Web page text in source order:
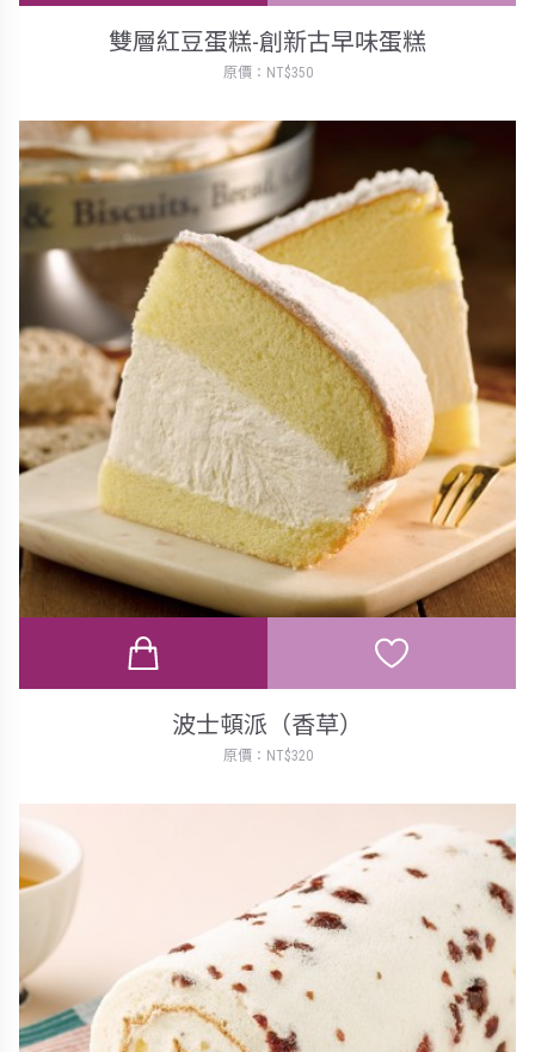
雙層紅豆蛋糕-創新古早味蛋糕
原價：NT$350
波士頓派（香草）
原價：NT$320